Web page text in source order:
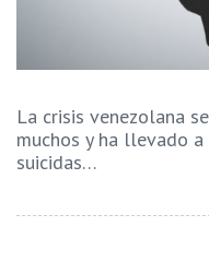
La crisis venezolana
muchos y ha llevado
suicidas…